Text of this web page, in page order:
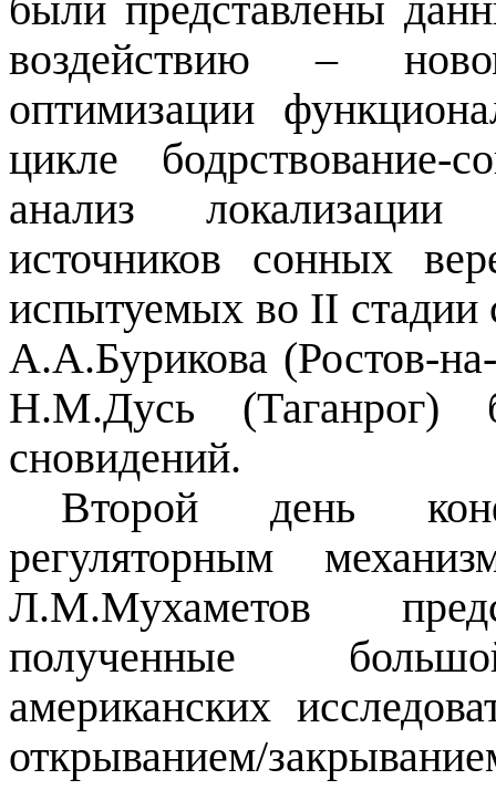
воздействию –
оптимизации
цикле
анализ локализации
источников сонных
испытуемых во II
А.А.Бурикова (Ростов-
Н.М.Дусь (Таганрог)
сновидений.
Второй день
регуляторным
Л.М.Мухаметов
полученные
американских
открыванием/